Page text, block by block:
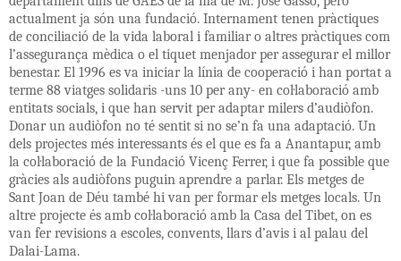
actualment ja són una fundació. Internament tenen pràctiques
de conciliació de la vida laboral i familiar o altres pràctiques com
l’assegurança mèdica o el tiquet menjador per assegurar el millor
benestar. El 1996 es va iniciar la línia de cooperació i han portat a
terme 88 viatges solidaris -uns 10 per any- en col·laboració amb
entitats socials, i que han servit per adaptar milers d’audiòfon.
Donar un audiòfon no té sentit si no se’n fa una adaptació. Un
dels projectes més interessants és el que es fa a Anantapur, amb
la col·laboració de la Fundació Vicenç Ferrer, i que fa possible que
gràcies als audiòfons puguin aprendre a parlar. Els metges de
Sant Joan de Déu també hi van per formar els metges locals. Un
altre projecte és amb col·laboració amb la Casa del Tibet, on es
van fer revisions a escoles, convents, llars d’avis i al palau del
Dalai-Lama.